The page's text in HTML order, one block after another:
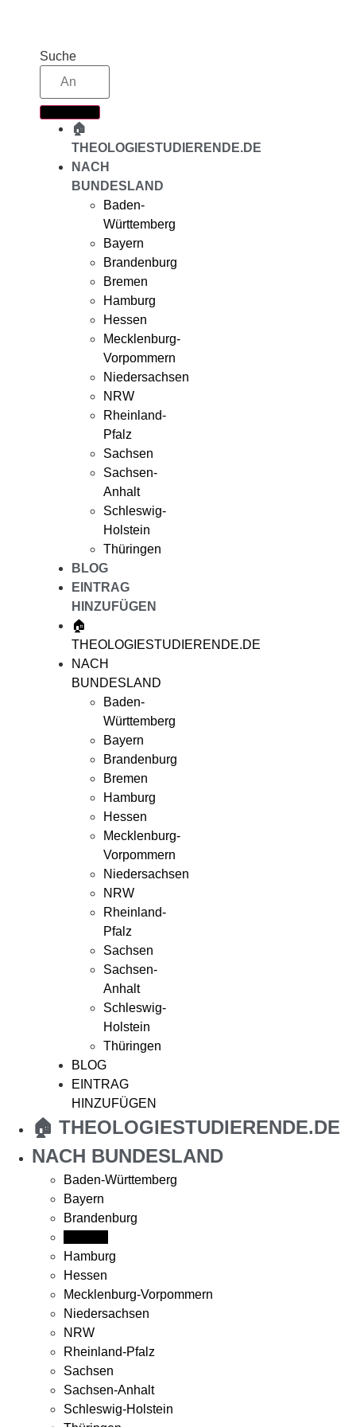
Suche
🏠
THEOLOGIESTUDIERENDE.DE
NACH
BUNDESLAND
Baden-
Württemberg
Bayern
Brandenburg
Bremen
Hamburg
Hessen
Mecklenburg-
Vorpommern
Niedersachsen
NRW
Rheinland-
Pfalz
Sachsen
Sachsen-
Anhalt
Schleswig-
Holstein
Thüringen
BLOG
EINTRAG
HINZUFÜGEN
🏠
THEOLOGIESTUDIERENDE.DE
NACH
BUNDESLAND
Baden-
Württemberg
Bayern
Brandenburg
Bremen
Hamburg
Hessen
Mecklenburg-
Vorpommern
Niedersachsen
NRW
Rheinland-
Pfalz
Sachsen
Sachsen-
Anhalt
Schleswig-
Holstein
Thüringen
BLOG
EINTRAG
HINZUFÜGEN
🏠 THEOLOGIESTUDIERENDE.DE
NACH BUNDESLAND
Baden-Württemberg
Bayern
Brandenburg
Hamburg
Hessen
Mecklenburg-Vorpommern
Niedersachsen
NRW
Rheinland-Pfalz
Sachsen
Sachsen-Anhalt
Schleswig-Holstein